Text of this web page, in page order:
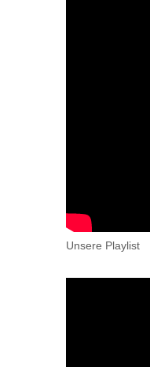
Unsere Playlist